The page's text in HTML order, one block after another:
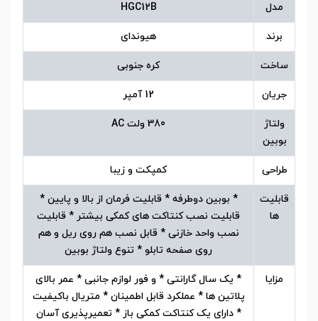
مدل HGC12B
برند هیوندای
ساخت کره جنوبی
جریان 12 آمپر
ولتاژ
بوبین
380 ولت AC
طراحی کمپکت و زیبا
قابلیت
ها
* بوبین دوطرفه * قابلیت فرمان از بالا و پایین *
قابلیت نصب کنتاکت های کمکی بیشتر * قابلیت
نصب واحد خازنی * قابل نصب هم روی ریل و هم
روی صفحه تابلو * تنوع ولتاژ بوبین
مزایا
* یک سال گارانتی * و فور لوازم جانبی * عمر بالای
پلاتین ها * عملکرد قابل اطمینان * متریال باکیفیت
* دارای یک کنتاکت کمکی باز * تعمیرپذیری آسان